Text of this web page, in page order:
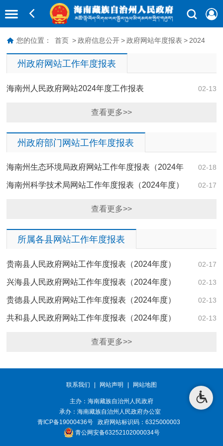
您的位置： 首页 > 政府信息公开 > 政府网站年度报表 > 2024
州政府网站工作年度报表
02-13
海南州人民政府网站2024年度工作报表
查看更多>>
州政府部门网站工作年度报表
02-18
海南州生态环境局政府网站工作年度报表（2024年
度） 02-17
海南州科学技术局网站工作年度报表（2024年度）
查看更多>>
所属各县网站工作年度报表
02-17
贵南县人民政府网站工作年度报表（2024年度）
02-13
兴海县人民政府网站工作年度报表（2024年度）
02-13
贵德县人民政府网站工作年度报表（2024年度）
02-13
共和县人民政府网站工作年度报表（2024年度）
查看更多>>
联系我们 | 网站声明 | 网站地图
主办：海南藏族自治州人民政府
承办： 海南藏族自治州人民政府办公室
青ICP备19000436号政府网站标识码：6325000003
青公网安备63252102000034号